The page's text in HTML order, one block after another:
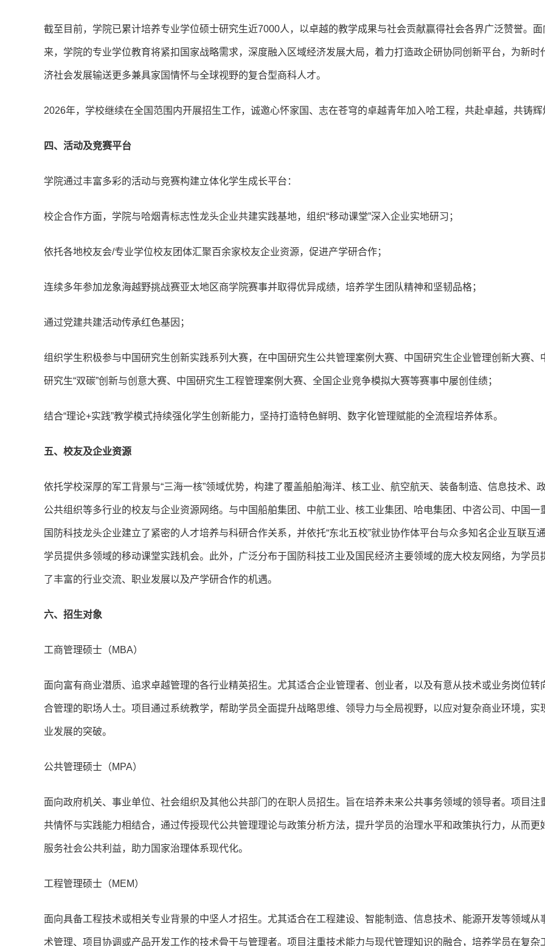
截至目前，学院已累计培养专业学位硕士研究生近7000人，以卓越的教学成果与社会贡献赢得社会各界广泛赞誉。面
来，学院的专业学位教育将紧扣国家战略需求，深度融入区域经济发展大局，着力打造政企研协同创新平台，为新时
济社会发展输送更多兼具家国情怀与全球视野的复合型商科人才。
2026年，学校继续在全国范围内开展招生工作，诚邀心怀家国、志在苍穹的卓越青年加入哈工程，共赴卓越，共铸辉
四、活动及竞赛平台
学院通过丰富多彩的活动与竞赛构建立体化学生成长平台：
校企合作方面，学院与哈烟青标志性龙头企业共建实践基地，组织“移动课堂”深入企业实地研习；
依托各地校友会/专业学位校友团体汇聚百余家校友企业资源，促进产学研合作；
连续多年参加龙象海越野挑战赛亚太地区商学院赛事并取得优异成绩，培养学生团队精神和坚韧品格；
通过党建共建活动传承红色基因；
组织学生积极参与中国研究生创新实践系列大赛，在中国研究生公共管理案例大赛、中国研究生企业管理创新大赛、
研究生“双碳”创新与创意大赛、中国研究生工程管理案例大赛、全国企业竞争模拟大赛等赛事中屡创佳绩；
结合“理论+实践”教学模式持续强化学生创新能力，坚持打造特色鲜明、数字化管理赋能的全流程培养体系。
五、校友及企业资源
依托学校深厚的军工背景与“三海一核”领域优势，构建了覆盖船舶海洋、核工业、航空航天、装备制造、信息技术、
公共组织等多行业的校友与企业资源网络。与中国船舶集团、中航工业、核工业集团、哈电集团、中咨公司、中国一
国防科技龙头企业建立了紧密的人才培养与科研合作关系，并依托“东北五校”就业协作体平台与众多知名企业互联互
学员提供多领域的移动课堂实践机会。此外，广泛分布于国防科技工业及国民经济主要领域的庞大校友网络，为学员
了丰富的行业交流、职业发展以及产学研合作的机遇。
六、招生对象
工商管理硕士（MBA）
面向富有商业潜质、追求卓越管理的各行业精英招生。尤其适合企业管理者、创业者，以及有意从技术或业务岗位转
合管理的职场人士。项目通过系统教学，帮助学员全面提升战略思维、领导力与全局视野，以应对复杂商业环境，实
业发展的突破。
公共管理硕士（MPA）
面向政府机关、事业单位、社会组织及其他公共部门的在职人员招生。旨在培养未来公共事务领域的领导者。项目注
共情怀与实践能力相结合，通过传授现代公共管理理论与政策分析方法，提升学员的治理水平和政策执行力，从而更
服务社会公共利益，助力国家治理体系现代化。
工程管理硕士（MEM）
面向具备工程技术或相关专业背景的中坚人才招生。尤其适合在工程建设、智能制造、信息技术、能源开发等领域从
术管理、项目协调或产品开发工作的技术骨干与管理者。项目注重技术能力与现代管理知识的融合，培养学员在复杂